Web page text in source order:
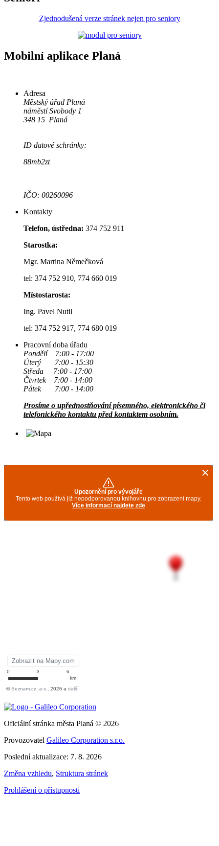
Zjednodušená verze stránek nejen pro seniory
Mobilní aplikace Planá
Adresa
Městský úřad Planá
náměstí Svobody 1
348 15 Planá
ID datové schránky:
88mb2zt
IČO: 00260096
Kontakty
Telefon, ústředna: 374 752 911
Starostka:
Mgr. Martina Němečková
tel: 374 752 910, 774 660 019
Místostarosta:
Ing. Pavel Nutil
tel: 374 752 917, 774 680 019
Pracovní doba úřadu
Pondělí 7:00 - 17:00
Úterý 7:00 - 15:30
Středa 7:00 - 17:00
Čtvrtek 7:00 - 14:00
Pátek 7:00 - 14:00
Prosíme o upřednostňování písemného, elektronického či
telefonického kontaktu před kontaktem osobním.
Oficiální stránka města Planá © 2026
Provozovatel Galileo Corporation s.r.o.
Poslední aktualizace: 7. 8. 2026
Změna vzhledu, Struktura stránek
Prohlášení o přístupnosti